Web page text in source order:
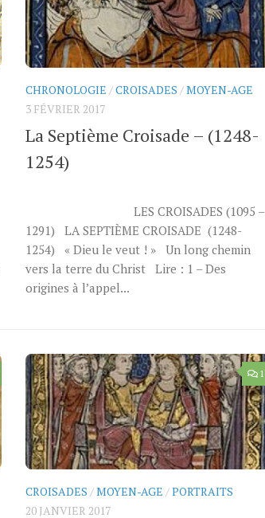
CHRONOLOGIE /CROISADES /MOYEN-AGE
3 FÉVRIER 2017
La Septième Croisade – (1248-
1254)
LES CROISADES (1095 –
1291) LA SEPTIÈME CROISADE (1248-
1254) « Dieu le veut ! » Un long chemin
vers la terre du Christ Lire : 1 – Des
origines à l’appel...
1
CROISADES /MOYEN-AGE /PORTRAITS
20 JANVIER 2017